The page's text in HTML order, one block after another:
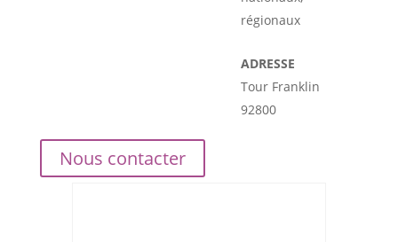
régionaux
ADRESSE
Tour Franklin
92800
Nous contacter